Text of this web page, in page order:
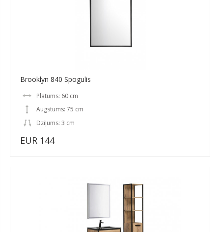
Brooklyn 840 Spogulis
Platums: 60 cm
Augstums: 75 cm
Dziļums: 3 cm
EUR 144